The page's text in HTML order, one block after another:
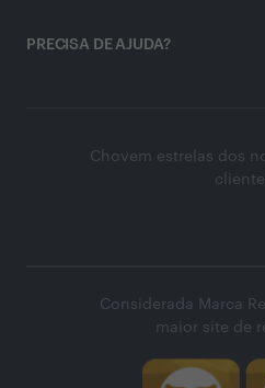
PRECISA DE AJUDA?
Chovem estrelas dos
Considerada Marca
maior site de